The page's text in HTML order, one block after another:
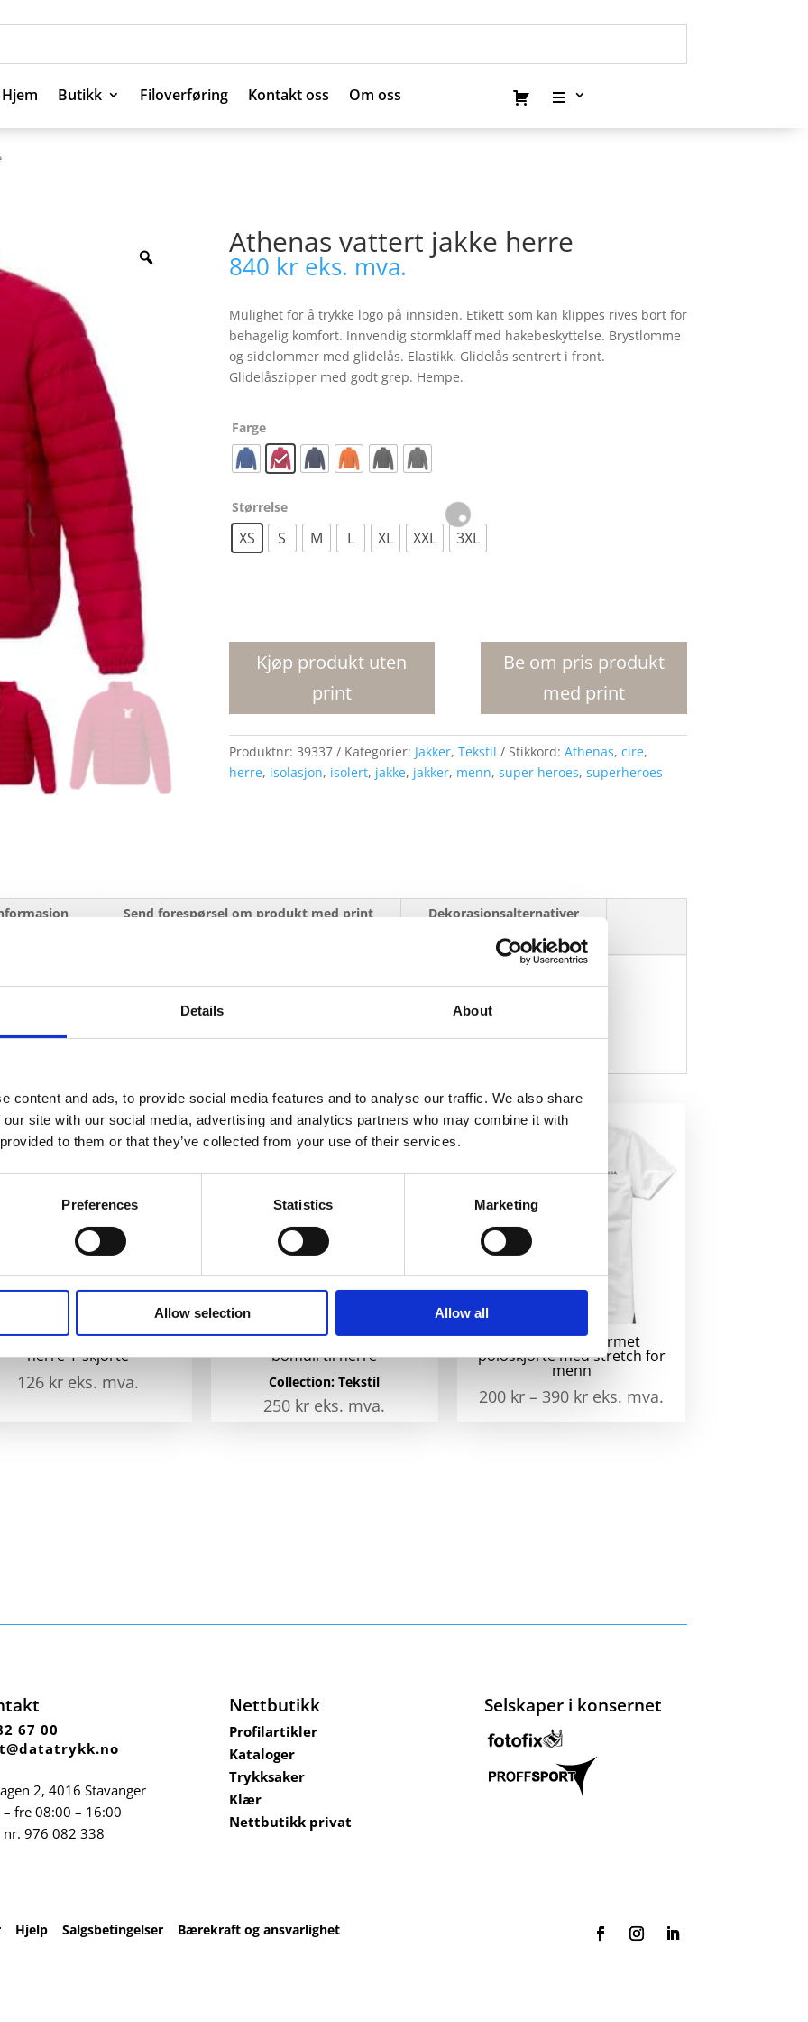
Details About
content and ads, to provide social media features and to analyse our traffic. We also share
site with our social media, advertising and analytics partners who may combine it with
to them or that they’ve collected from your use of their services.
Preferences Statistics Marketing
Allow selection Allow all
Hjem Butikk Filoverføring Kontakt oss Om oss
Hjem Butikk Filoverføring Kontakt oss Om oss
Athenas vattert jakke herre
840 kr eks. mva.
Mulighet for å trykke logo på innsiden. Etikett som kan klippes rives bort for
behagelig komfort. Innvendig stormklaff med hakebeskyttelse. Brystlomme
og sidelommer med glidelås. Elastikk. Glidelås sentrert i front.
Glidelåszipper med godt grep. Hempe.
Farge
Størrelse
XS S M L XL XXL 3XL
jakkeKjøp produkt uten
print
Be om pris produkt
med print
Produktnr: 39337 Kategorier: Jakker, Tekstil Stikkord: Athenas, cire,
herre, isolasjon, isolert, jakke, jakker, menn, super heroes, superheroes
Send forespørsel om produkt med print Dekorasjonsalternativer